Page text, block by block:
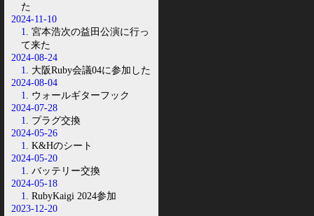
た
2024-11-10
1
. 宮本浩次の益田公演に行っ
て来た
2024-08-24
1
. 大阪Ruby会議04に参加した
2024-08-04
1
. ウォールギターフック
2024-07-28
1
. プラグ交換
2024-05-26
1
. K&Hのシート
2024-05-20
1
. バッテリー交換
2024-05-18
1
. RubyKaigi 2024参加
2023-12-20